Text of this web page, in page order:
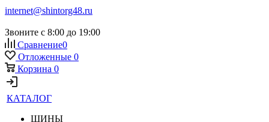
internet@shintorg48.ru
Звоните с 8:00 до 19:00
Сравнение0
Отложенные 0
Корзина 0
КАТАЛОГ
ШИНЫ